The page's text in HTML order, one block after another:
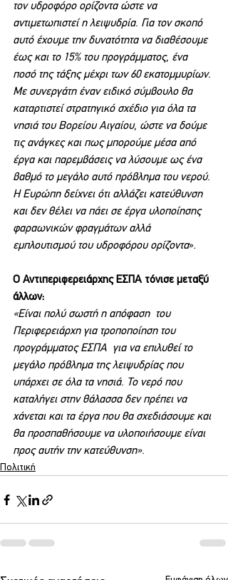
τον υδροφόρο ορίζοντα ώστε να
αντιμετωπιστεί η λειψυδρία. Για τον σκοπό
αυτό έχουμε την δυνατότητα να διαθέσουμε
έως και το 15% του προγράμματος, ένα
ποσό της τάξης μέχρι των 60 εκατομμυρίων.
Με συνεργάτη έναν ειδικό σύμβουλο θα
καταρτιστεί στρατηγικό σχέδιο για όλα τα
νησιά του Βορείου Αιγαίου, ώστε να δούμε
τις ανάγκες και πως μπορούμε μέσα από
έργα και παρεμβάσεις να λύσουμε ως ένα
βαθμό το μεγάλο αυτό πρόβλημα του νερού.
Η Ευρώπη δείχνει ότι αλλάζει κατεύθυνση
και δεν θέλει να πάει σε έργα υλοποίησης
φαραωνικών φραγμάτων αλλά
εμπλουτισμού του υδροφόρου ορίζοντα».
Ο Αντιπεριφερειάρχης ΕΣΠΑ τόνισε μεταξύ
άλλων:
«Είναι πολύ σωστή η απόφαση  του
Περιφερειάρχη για τροποποίηση του
προγράμματος ΕΣΠΑ  για να επιλυθεί το
μεγάλο πρόβλημα της λειψυδρίας που
υπάρχει σε όλα τα νησιά. Το νερό που
καταλήγει στην θάλασσα δεν πρέπει να
χάνεται και τα έργα που θα σχεδιάσουμε και
θα προσπαθήσουμε να υλοποιήσουμε είναι
προς αυτήν την κατεύθυνση».
Πολιτική